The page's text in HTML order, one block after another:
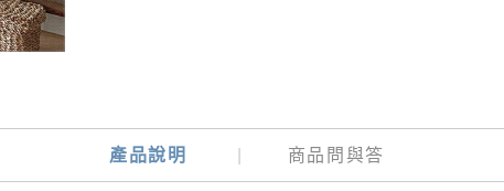
產品說明 商品問與答